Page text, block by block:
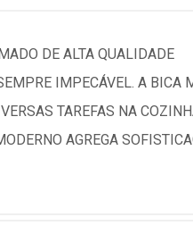
DE ALTA QUALIDADE
IMPECÁVEL. A BICA
TAREFAS NA
AGREGA